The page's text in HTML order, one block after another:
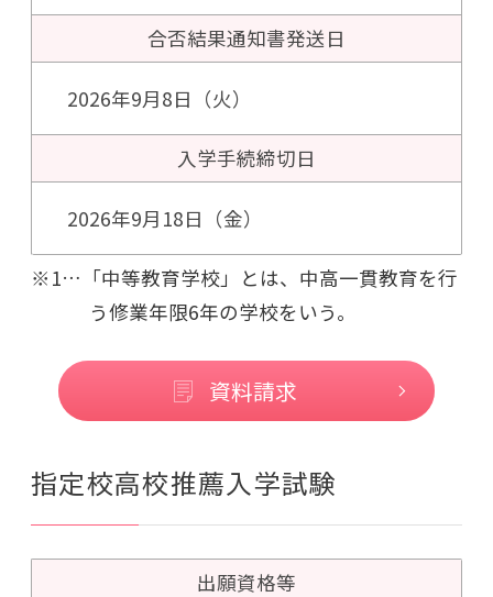
合否結果通知書発送日
2026年9月8日（火）
入学手続締切日
2026年9月18日（金）
※1…「中等教育学校」とは、中高一貫教育を行
う修業年限6年の学校をいう。
資料請求
指定校高校推薦入学試験
出願資格等